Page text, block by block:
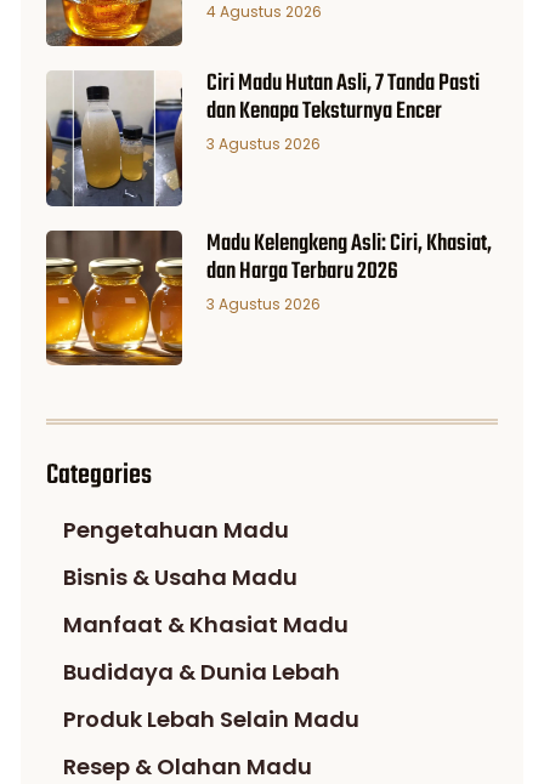
4 Agustus 2026
Ciri Madu Hutan Asli, 7 Tanda Pasti
dan Kenapa Teksturnya Encer
3 Agustus 2026
Madu Kelengkeng Asli: Ciri, Khasiat,
dan Harga Terbaru 2026
3 Agustus 2026
Categories
Pengetahuan Madu
Bisnis & Usaha Madu
Manfaat & Khasiat Madu
Budidaya & Dunia Lebah
Produk Lebah Selain Madu
Resep & Olahan Madu